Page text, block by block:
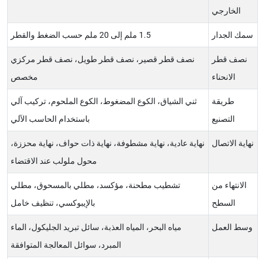
الخارجي
سمك الجدار 1.5 ملم إلى 20 ملم حسب الضغط والقطر
نصف قطر
الانحناء
نصف قطر قصير، نصف قطر طويل، نصف قطر مركزي
مخصص
طريقة
التصنيع
ثني الشياق، الكوع المضغوط، الكوع الملحوم، تركيب آلي
باستخدام الحاسب الآلي
نهاية الاتصال
نهاية عادية، نهاية مشطوفة، نهاية ذات حواف، نهاية محززة،
محول ملولب عند الاقتضاء
الانتهاء من
السطح
تشطيب مطحنة، مؤكسد، مطلي بالمسحوق، مطلي
بالإيبوكسي، تنظيف خامل
وسط العمل
مياه البحر، المياه العذبة، سائل تبريد الجليكول، الماء
المبرد، سوائل المعالجة المتوافقة